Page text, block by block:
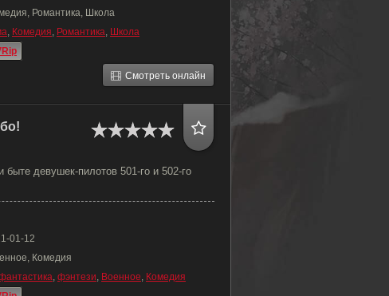
Романтика, Школа
, Комедия, Романтика, Школа
Смотреть онлайн
быте девушек-пилотов 501-го и 502-го
01-12
Комедия
, фэнтези, Военное, Комедия